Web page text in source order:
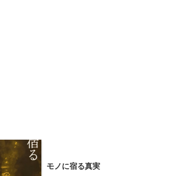
モノに宿る真実